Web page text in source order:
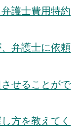
護士費用特約
弁護士に依頼
せることがで
方を教えてく